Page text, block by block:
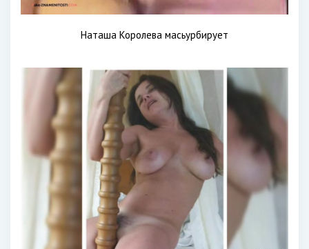
Наташа Королева масьурбирует